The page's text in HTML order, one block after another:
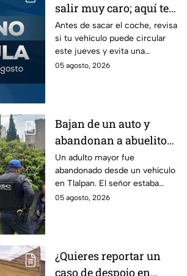
salir muy caro; aquí te
contamos cómo queda
el Hoy No Circula para
este jueves
Antes de sacar el coche, revisa
si tu vehículo puede circular
este jueves y evita una
sanción que puede afectar tu
05 agosto, 2026
Bajan de un auto y
abandonan a abuelito
de 83 años en CDMX
con demencia senil
Un adulto mayor fue
abandonado desde un vehículo
en Tlalpan. El señor estaba
desorientado y la ayuda de
05 agosto, 2026
¿Quieres reportar un
caso de despojo en